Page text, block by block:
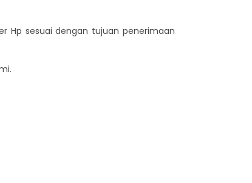
Hp sesuai dengan tujuan penerimaan